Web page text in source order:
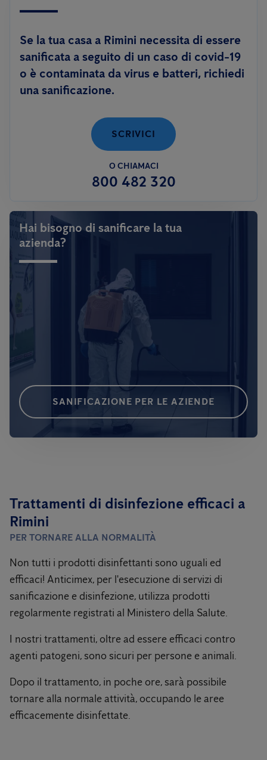
Se la tua casa a Rimini necessita di essere
sanificata a seguito di un caso di covid-19
o è contaminata da virus e batteri, richiedi
una sanificazione.
SCRIVICI
O CHIAMACI
800 482 320
Hai bisogno di sanificare la tua
azienda?
SANIFICAZIONE PER LE AZIENDE
Trattamenti di disinfezione efficaci a
Rimini
PER TORNARE ALLA NORMALITÀ
Non tutti i prodotti disinfettanti sono uguali ed
efficaci! Anticimex, per l'esecuzione di servizi di
sanificazione e disinfezione, utilizza prodotti
regolarmente registrati al Ministero della Salute.
I nostri trattamenti, oltre ad essere efficaci contro
agenti patogeni, sono sicuri per persone e animali.
Dopo il trattamento, in poche ore, sarà possibile
tornare alla normale attività, occupando le aree
efficacemente disinfettate.